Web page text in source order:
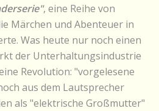
, eine Reihe von
Märchen und Abenteuer in
Was heute nur noch einen
der Unterhaltungsindustrie
Revolution: "vorgelesene
aus dem Lautsprecher
als "elektrische Großmutter"